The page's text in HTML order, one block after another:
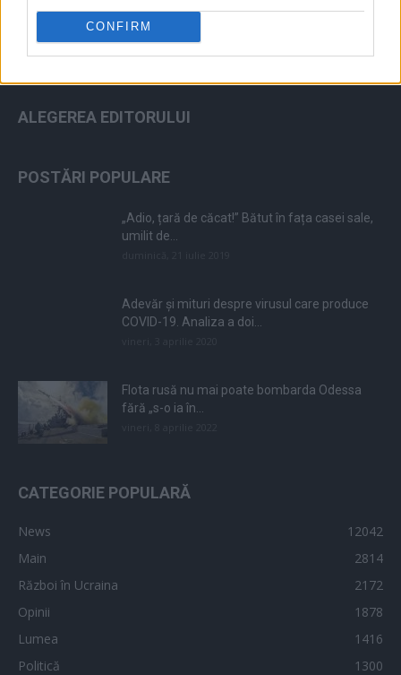
CONFIRM
ALEGEREA EDITORULUI
POSTĂRI POPULARE
„Adio, țară de căcat!” Bătut în fața casei sale,
umilit de...
Adevăr și mituri despre virusul care produce
COVID-19. Analiza a doi...
Flota rusă nu mai poate bombarda Odessa
fără „s-o ia în...
CATEGORIE POPULARĂ
News
12042
Main
2814
Război în Ucraina
2172
Opinii
1878
Lumea
1416
Politică
1300